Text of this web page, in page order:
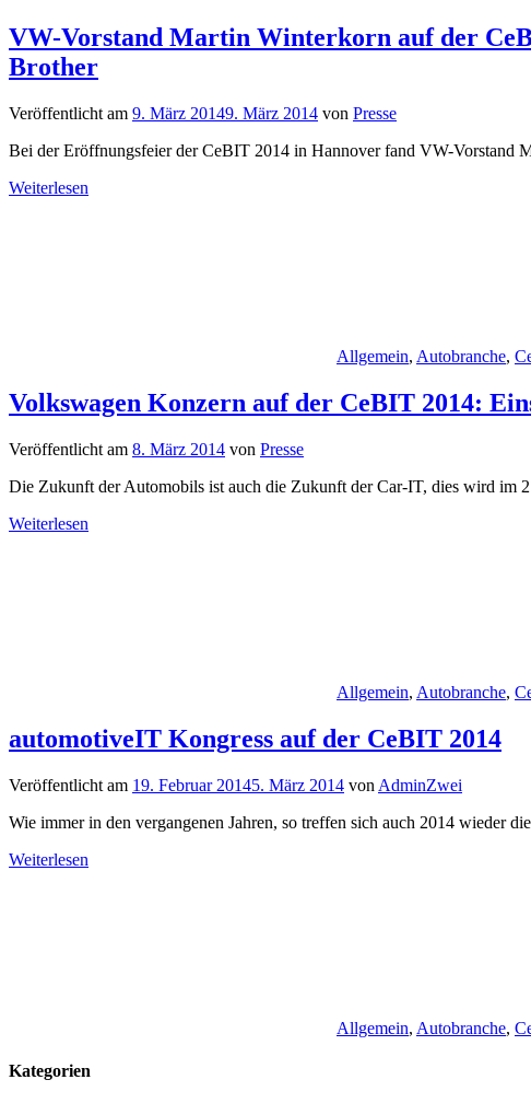
VW-Vorstand Martin Winterkorn auf der
Brother
Veröffentlicht am 9. März 20149. März 2014 von Presse
Bei der Eröffnungsfeier der CeBIT 2014 in Hannover fand VW-Vorstand
Weiterlesen
Allgemein, Autobranche,
Volkswagen Konzern auf der CeBIT 2014:
Veröffentlicht am 8. März 2014 von Presse
Die Zukunft der Automobils ist auch die Zukunft der Car-IT, dies wird im
Weiterlesen
Allgemein, Autobranche,
automotiveIT Kongress auf der CeBIT 2014
Veröffentlicht am 19. Februar 20145. März 2014 von AdminZwei
Wie immer in den vergangenen Jahren, so treffen sich auch 2014 wieder
Weiterlesen
Allgemein, Autobranche,
Kategorien